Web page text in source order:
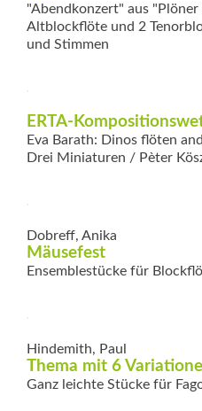
"Abendkonzert" aus
Altblockflöte und 2
und Stimmen
ERTA-
Eva Barath: Dinos flöten
Drei Miniaturen / Pèter
Dobreff, Anika
Mäusefest
Ensemblestücke für
Hindemith, Paul
Thema mit 6
Ganz leichte Stücke für